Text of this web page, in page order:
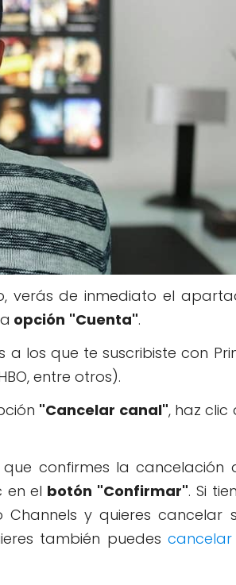
verás de inmediato el
opción "Cuenta".
los que te suscribiste con
entre otros).
"Cancelar canal", haz clic
confirmes la cancelación
en el botón "Confirmar". Si
y quieres cancelar
también puedes